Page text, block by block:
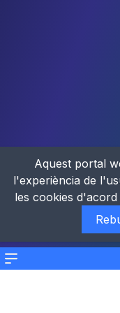
Menu
Aquest portal
l'experiència de
les cookies